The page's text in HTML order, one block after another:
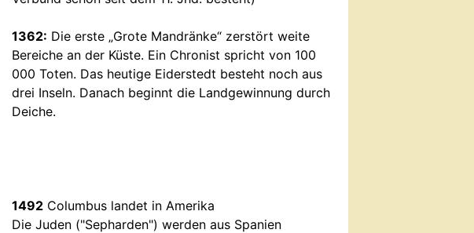
1362: Die erste „Grote Mandränke“ zerstört weite
Bereiche an der Küste. Ein Chronist spricht von 100
000 Toten. Das heutige Eiderstedt besteht noch aus
drei Inseln. Danach beginnt die Landgewinnung durch
Deiche.
1492 Columbus landet in Amerika
Die Juden ("Sepharden") werden aus Spanien